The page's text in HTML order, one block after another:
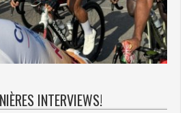
INTERVIEWS!